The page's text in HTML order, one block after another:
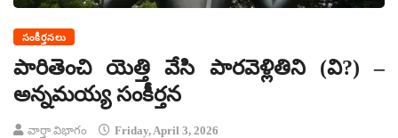
సంకీర్తనలు
పారితెంచి యెత్తి వేసి పారవెళ్లితిని (వి?) –
అన్నమయ్య సంకీర్తన
వార్తా విభాగం Friday, April 3, 2026